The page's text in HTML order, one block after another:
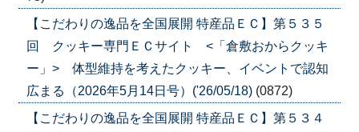
【こだわりの逸品を全国展開 特産品ＥＣ】第５３５
回 クッキー専門ＥＣサイト <「倉敷おからクッキ
ー」> 体型維持を考えたクッキー、イベントで認知
広まる（2026年5月14日号）('26/05/18) (0872)
【こだわりの逸品を全国展開 特産品ＥＣ】第５３４